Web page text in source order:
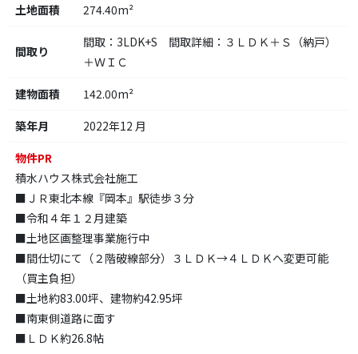
土地面積
274.40m²
間取り
間取：3LDK+S 間取詳細：３ＬＤＫ＋Ｓ（納戸）
＋ＷＩＣ
建物面積
142.00m²
築年月
2022年12 月
物件PR
積水ハウス株式会社施工
■ＪＲ東北本線『岡本』駅徒歩３分
■令和４年１２月建築
■土地区画整理事業施行中
■間仕切にて（２階破線部分）３ＬＤＫ→４ＬＤＫへ変更可能
（買主負担）
■土地約83.00坪、建物約42.95坪
■南東側道路に面す
■ＬＤＫ約26.8帖